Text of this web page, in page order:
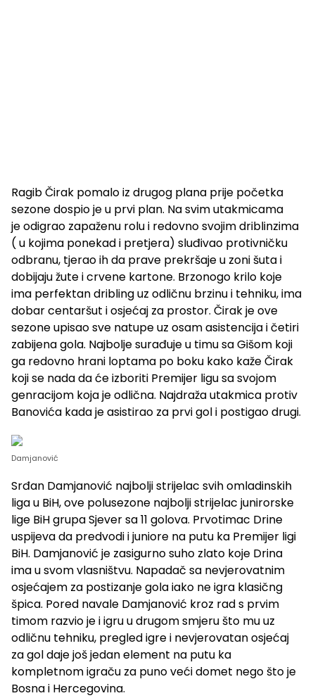
Ragib Čirak pomalo iz drugog plana prije početka
sezone dospio je u prvi plan. Na svim utakmicama
je odigrao zapaženu rolu i redovno svojim driblinzima
( u kojima ponekad i pretjera) sluđivao protivničku
odbranu, tjerao ih da prave prekršaje u zoni šuta i
dobijaju žute i crvene kartone. Brzonogo krilo koje
ima perfektan dribling uz odličnu brzinu i tehniku, ima
dobar centaršut i osjećaj za prostor. Čirak je ove
sezone upisao sve natupe uz osam asistencija i četiri
zabijena gola. Najbolje surađuje u timu sa Gišom koji
ga redovno hrani loptama po boku kako kaže Čirak
koji se nada da će izboriti Premijer ligu sa svojom
genracijom koja je odlična. Najdraža utakmica protiv
Banovića kada je asistirao za prvi gol i postigao drugi.
Damjanović
Srđan Damjanović najbolji strijelac svih omladinskih
liga u BiH, ove polusezone najbolji strijelac junirorske
lige BiH grupa Sjever sa 11 golova. Prvotimac Drine
uspijeva da predvodi i juniore na putu ka Premijer ligi
BiH. Damjanović je zasigurno suho zlato koje Drina
ima u svom vlasništvu. Napadač sa nevjerovatnim
osjećajem za postizanje gola iako ne igra klasičng
špica. Pored navale Damjanović kroz rad s prvim
timom razvio je i igru u drugom smjeru što mu uz
odličnu tehniku, pregled igre i nevjerovatan osjećaj
za gol daje još jedan element na putu ka
kompletnom igraču za puno veći domet nego što je
Bosna i Hercegovina.